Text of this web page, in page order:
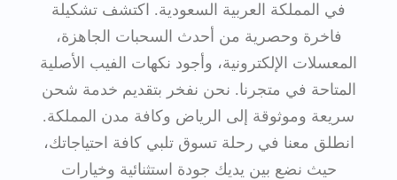
في المملكة العربية السعودية. اكتشف تشكيلة
فاخرة وحصرية من أحدث السحبات الجاهزة،
المعسلات الإلكترونية، وأجود نكهات الفيب الأصلية
المتاحة في متجرنا. نحن نفخر بتقديم خدمة شحن
سريعة وموثوقة إلى الرياض وكافة مدن المملكة.
انطلق معنا في رحلة تسوق تلبي كافة احتياجاتك،
حيث نضع بين يديك جودة استثنائية وخيارات